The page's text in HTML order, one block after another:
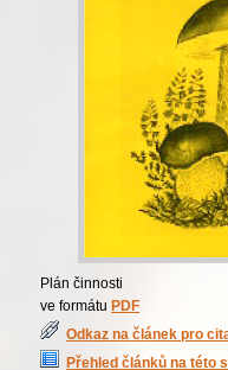
Plán činnosti
ve formátu PDF
Odkaz na článek pro
Přehled článků na této